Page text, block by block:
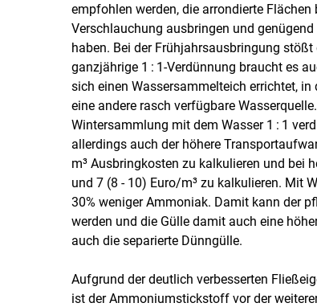
empfohlen werden, die arrondierte
Verschlauchung ausbringen und
haben. Bei der Frühjahrsausbringung
ganzjährige 1 : 1-Verdünnung braucht es
sich einen Wassersammelteich errichtet,
eine andere rasch verfügbare
Wintersammlung mit dem Wasser 1 : 1
allerdings auch der höhere
m³ Ausbringkosten zu kalkulieren und bei
und 7 (8 - 10) Euro/​m³ zu kalkulieren. Mit
30% weniger Ammoniak. Damit kann der
werden und die Gülle damit auch eine
auch die separierte Dünngülle.
Aufgrund der deutlich verbesserten
ist der Ammoniumstickstoff vor der